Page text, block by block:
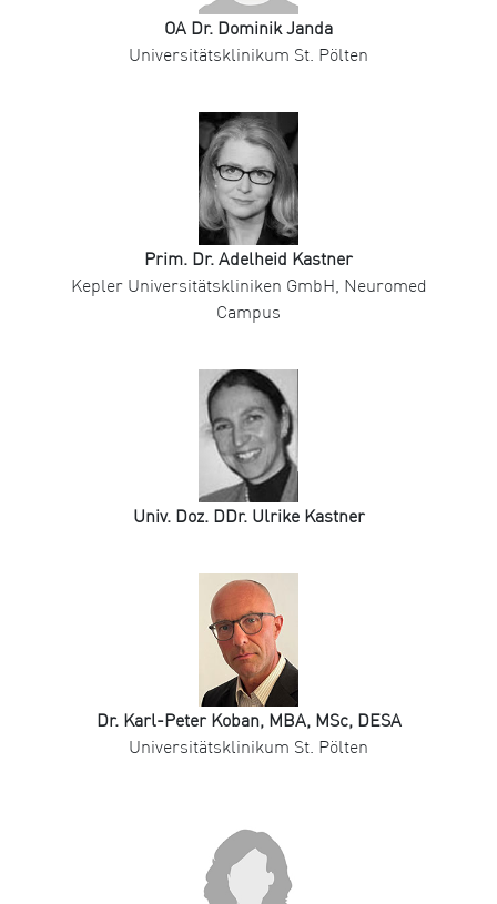
OA Dr. Dominik Janda
Universitätsklinikum St. Pölten
Prim. Dr. Adelheid Kastner
Kepler Universitätskliniken GmbH, Neuromed
Campus
Univ. Doz. DDr. Ulrike Kastner
Dr. Karl-Peter Koban, MBA, MSc, DESA
Universitätsklinikum St. Pölten